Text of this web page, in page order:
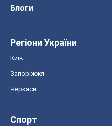
Блоги
Регіони України
Київ
Запоріжжя
Черкаси
Спорт